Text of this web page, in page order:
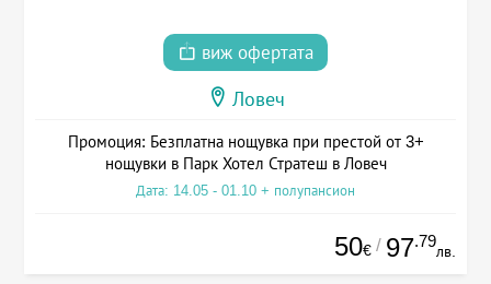
виж офертата
Ловеч
Промоция: Безплатна нощувка при престой от 3+
нощувки в Парк Хотел Стратеш в Ловеч
Дата: 14.05 - 01.10 + полупансион
50€ / 97.79
лв.